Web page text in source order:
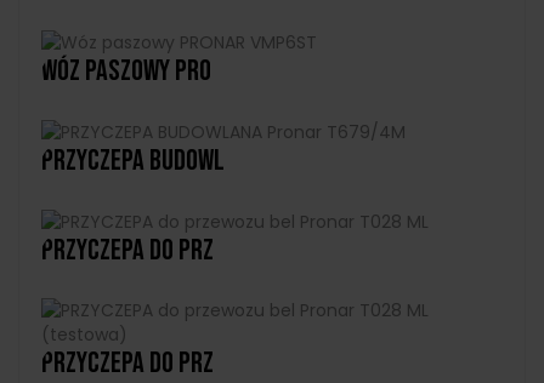
Wóz Paszowy PRO
PRZYCZEPA BUDOWL
PRZYCZEPA Do Prz
PRZYCZEPA Do Prz